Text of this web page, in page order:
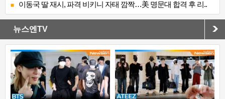
이동국 딸 재시, 파격 비키니 자태 깜짝…美 명문대 합격 후 리..
뉴스엔TV